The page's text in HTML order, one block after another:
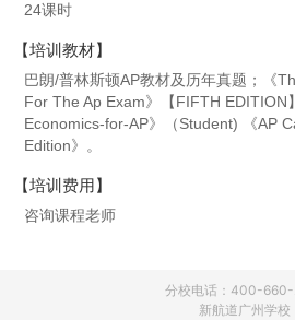
24课时
【培训教材】
巴朗/普林斯顿AP教材及历年真题；《
For The Ap Exam》【FIFTH EDITION
Economics-for-AP》（Student) 《AP
Edition》。
【培训费用】
咨询课程老师
分校电话：400-
新航道广州学校